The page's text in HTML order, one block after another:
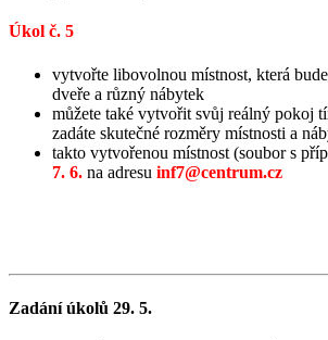
Úkol č. 5
vytvořte libovolnou místnost, která
dveře a různý nábytek
můžete také vytvořit svůj reálný pokoj
zadáte skutečné rozměry místnosti a
takto vytvořenou místnost (soubor s
7. 6. na adresu inf7@centrum.cz
Zadání úkolů 29. 5.